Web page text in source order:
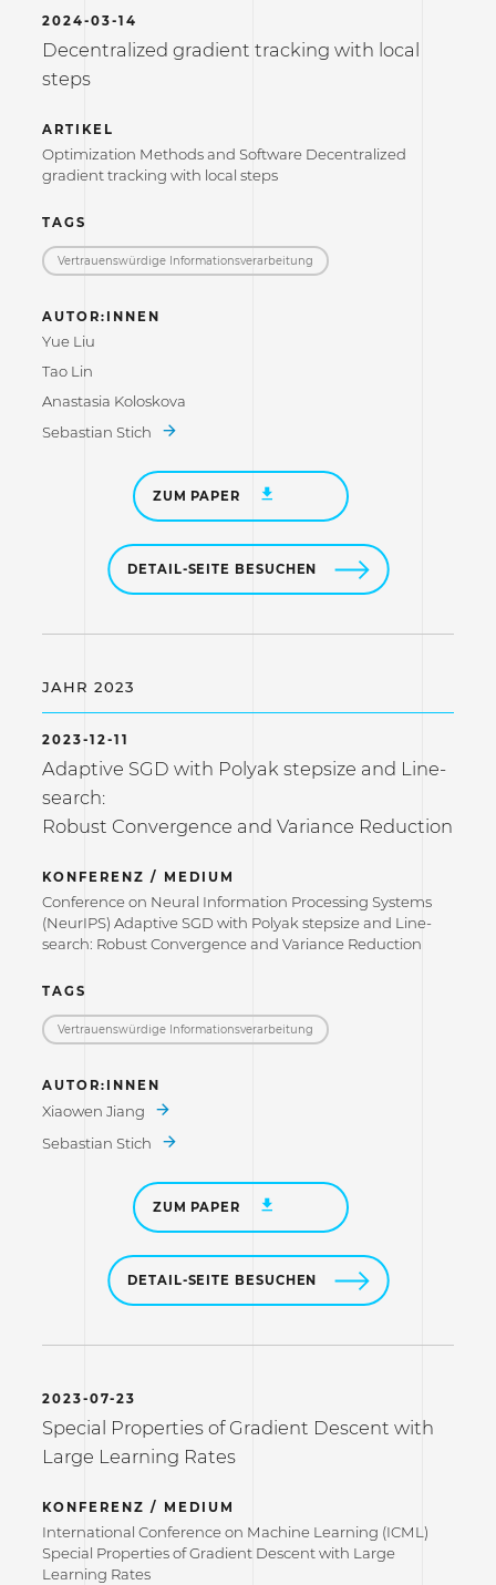
2024-03-14
Decentralized gradient tracking with local
steps
ARTIKEL
Optimization Methods and Software Decentralized
gradient tracking with local steps
TAGS
Vertrauenswürdige Informations­verarbeitung
AUTOR:INNEN
Yue Liu
Tao Lin
Anastasia Koloskova
Sebastian Stich
ZUM PAPER
DETAIL-SEITE BESUCHEN
JAHR 2023
2023-12-11
Adaptive SGD with Polyak stepsize and Line-
search:
Robust Convergence and Variance Reduction
KONFERENZ / MEDIUM
Conference on Neural Information Processing Systems
(NeurIPS) Adaptive SGD with Polyak stepsize and Line-
search: Robust Convergence and Variance Reduction
TAGS
Vertrauenswürdige Informations­verarbeitung
AUTOR:INNEN
Xiaowen Jiang
Sebastian Stich
ZUM PAPER
DETAIL-SEITE BESUCHEN
2023-07-23
Special Properties of Gradient Descent with
Large Learning Rates
KONFERENZ / MEDIUM
International Conference on Machine Learning (ICML)
Special Properties of Gradient Descent with Large
Learning Rates